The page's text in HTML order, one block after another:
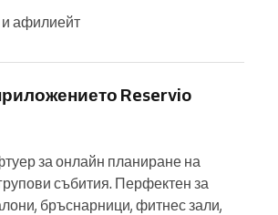
афилиейт
Reservio
за онлайн планиране на
събития. Перфектен за
бръснарници, фитнес зали,